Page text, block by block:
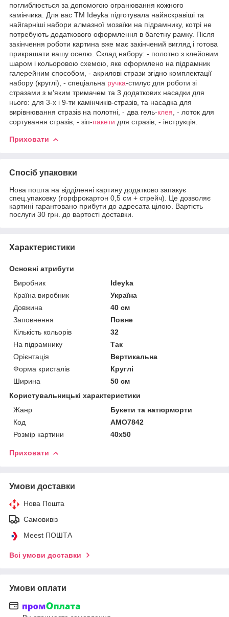
поглиблюється за допомогою огранювання кожного
камінчика. Для вас ТМ Ideyka підготувала найяскравіші та
найгарніші набори алмазної мозаїки на підрамнику, котрі не
потребують додаткового оформлення в багетну рамку. Після
закінчення роботи картина вже має закінчений вигляд і готова
прикрашати вашу оселю. Склад набору: - полотно з клейовим
шаром і кольоровою схемою, яке оформлено на підрамник
галерейним способом, - акрилові стрази згідно комплектації
набору (круглі), - спеціальна ручка-стилус для роботи зі
стразами з м’яким тримачем та 3 додаткових насадки для
нього: для 3-х і 9-ти камінчиків-стразів, та насадка для
вирівнювання стразів на полотні, - два гель-клея , - лоток для
сортування стразів, - зіп-пакети для стразів, - інструкція.
Приховати
Спосіб упаковки
Нова пошта на відділенні картину додатково запакує
спец.упаковку (горфрокартон 0,5 см + стрейч). Це дозволяє
картині гарантовано прибути до адресата цілою. Вартість
послуги 30 грн. до вартості доставки.
Характеристики
Основні атрибути
Виробник
Ideyka
Країна виробник
Україна
Довжина
40 см
Заповнення
Повне
Кількість кольорів
32
На підрамнику
Так
Орієнтація
Вертикальна
Форма кристалів
Круглі
Ширина
50 см
Користувальницькі характеристики
Жанр
Букети та натюрморти
Код
AMO7842
Розмір картини
40х50
Приховати
Умови доставки
Нова Пошта
Самовивіз
Meest ПОШТА
Всі умови доставки
Умови оплати